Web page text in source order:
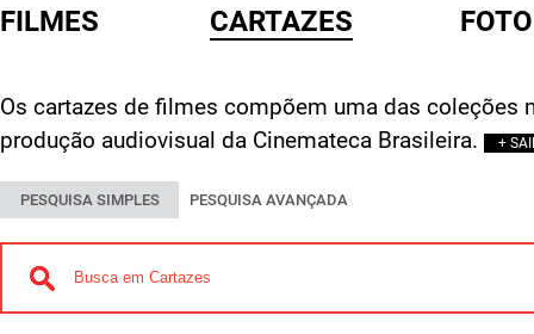
FILMES CARTAZES
Os cartazes de filmes compõem uma das
produção audiovisual da Cinemateca Brasileira.
+
PESQUISA SIMPLES PESQUISA AVANÇADA
FORMULÁRIO DE BUSCA